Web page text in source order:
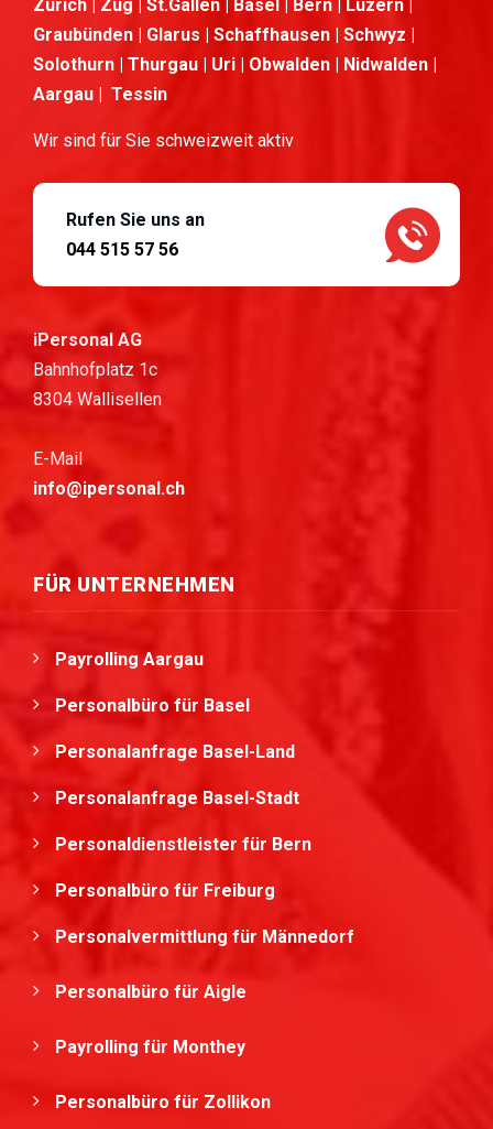
Zürich | Zug | St.Gallen | Basel | Bern | Luzern |
Graubünden | Glarus | Schaffhausen | Schwyz |
Solothurn | Thurgau | Uri | Obwalden | Nidwalden |
Aargau | Tessin
Wir sind für Sie schweizweit aktiv
Rufen Sie uns an
044 515 57 56
iPersonal AG
Bahnhofplatz 1c
8304 Wallisellen
E-Mail
info@ipersonal.ch
FÜR UNTERNEHMEN
Payrolling Aargau
Personalbüro für Basel
Personalanfrage Basel-Land
Personalanfrage Basel-Stadt
Personaldienstleister für Bern
Personalbüro für Freiburg
Personalvermittlung für Männedorf
Personalbüro für Aigle
Payrolling für Monthey
Personalbüro für Zollikon